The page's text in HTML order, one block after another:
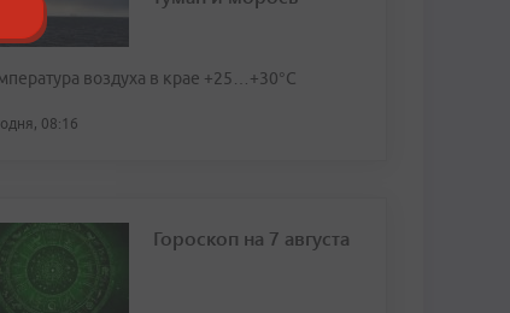
воздуха в крае +25…+30°C
08:16
Гороскоп на 7 августа